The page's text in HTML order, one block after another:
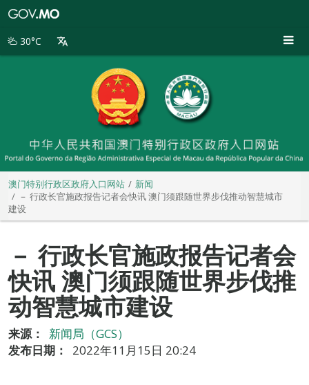
别
30°C
澳门特别行政区政府入口网站
新闻
－ 行政长官施政报告记者会快讯 澳门须跟随世界步伐推动智慧城市
建设
－ 行政长官施政报告记者会
快讯 澳门须跟随世界步伐推
动智慧城市建设
来源：
新闻局（GCS）
发布日期：
2022年11月15日 20:24